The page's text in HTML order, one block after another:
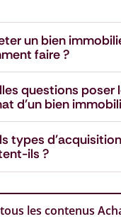
un bien
faire ?
questions poser
d'un bien
types
ils ?
les contenus